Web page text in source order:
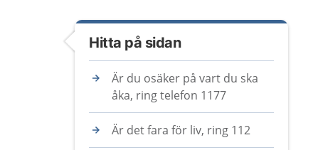
Hitta på sidan
Är du osäker på vart du ska
åka, ring telefon 1177
Är det fara för liv, ring 112